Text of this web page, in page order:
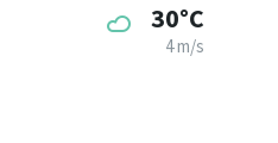
30°C
4 m/s